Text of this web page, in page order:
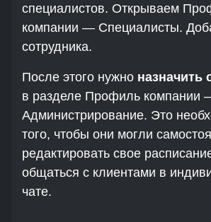
специалистов. Открываем
компании — Специалисты.
сотрудника.
После этого нужно назначить
в разделе Профиль компании
Администрирование. Это
того, чтобы они могли
редактировать свое
общаться с клиентами в
чате.